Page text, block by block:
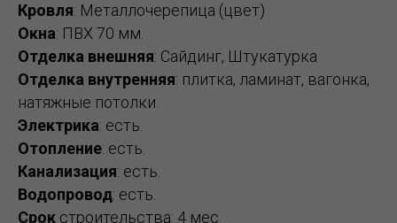
Кровля: Металлочерепица (цвет)
Окна: ПВХ 70 мм.
Отделка внешняя: Сайдинг, Штукатурка
Отделка внутренняя: плитка, ламинат, вагонка,
натяжные потолки.
Электрика: есть.
Отопление: есть.
Канализация: есть.
Водопровод: есть.
Срок строительства: 4 мес.